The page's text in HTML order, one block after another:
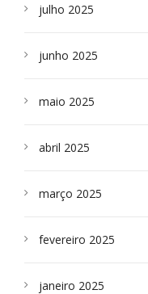
julho 2025
junho 2025
maio 2025
abril 2025
março 2025
fevereiro 2025
janeiro 2025